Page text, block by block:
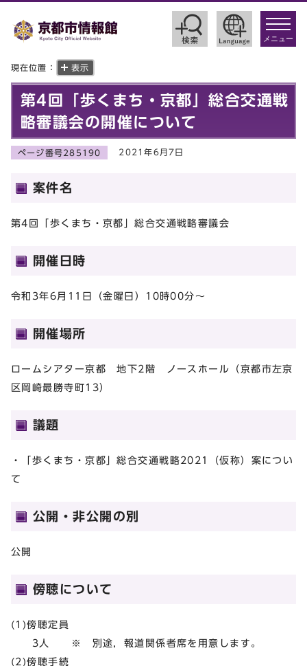
toggle
メニュー
現在位置： 表示
第4回「歩くまち・京都」総合交通戦
略審議会の開催について
ページ番号285190 2021年6月7日
案件名
第4回「歩くまち・京都」総合交通戦略審議会
開催日時
令和3年6月11日（金曜日）10時00分～
開催場所
ロームシアター京都 地下2階 ノースホール（京都市左京
区岡崎最勝寺町13）
議題
・「歩くまち・京都」総合交通戦略2021（仮称）案につい
て
公開・非公開の別
公開
傍聴について
(1)傍聴定員
3人 ※ 別途，報道関係者席を用意します。
(2)傍聴手続